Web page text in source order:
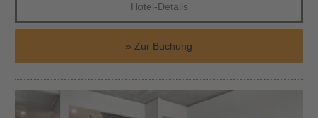
Hotel-Details
Zur Buchung